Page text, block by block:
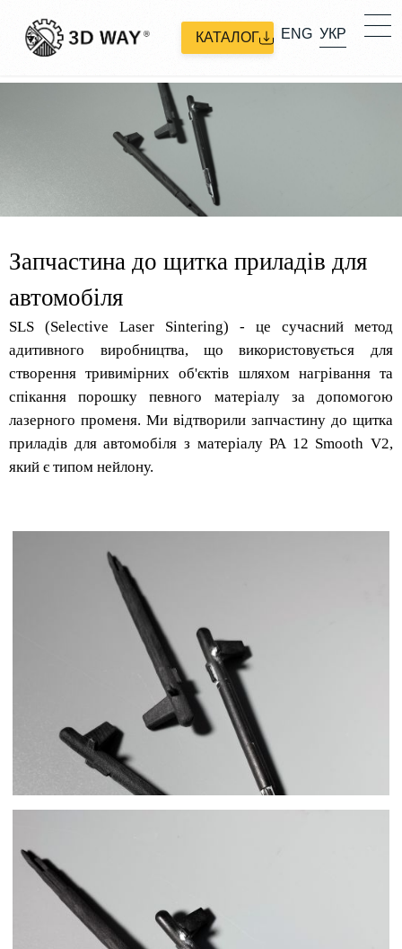
КАТАЛОГ ENG УКР
Запчастина до щитка приладів для
автомобіля
SLS (Selective Laser Sintering) - це сучасний метод
адитивного виробництва, що використовується для
створення тривимірних об'єктів шляхом нагрівання та
спікання порошку певного матеріалу за допомогою
лазерного променя. Ми відтворили запчастину до щитка
приладів для автомобіля з матеріалу PA 12 Smooth V2,
який є типом нейлону.